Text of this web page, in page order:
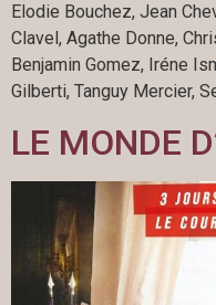
Elodie Bouchez, Jean
Clavel, Agathe Donne,
Benjamin Gomez, Iréne
Gilberti, Tanguy Mercier,
LE MONDE